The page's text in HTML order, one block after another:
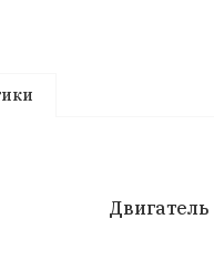
Двигатель